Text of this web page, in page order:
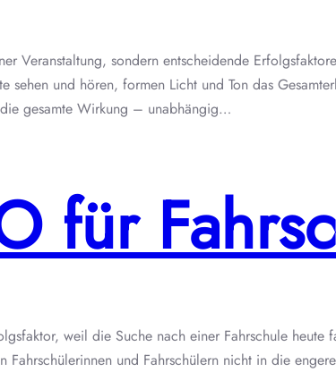
Veranstaltung, sondern entscheidende
sehen und hören, formen Licht und Ton das
gesamte Wirkung – unabhängig…
für
weil die Suche nach einer Fahrschule
und Fahrschülern nicht in die